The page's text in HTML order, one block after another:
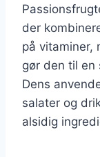
der
på vitaminer,
gør den til en
Dens
salater og
alsidig